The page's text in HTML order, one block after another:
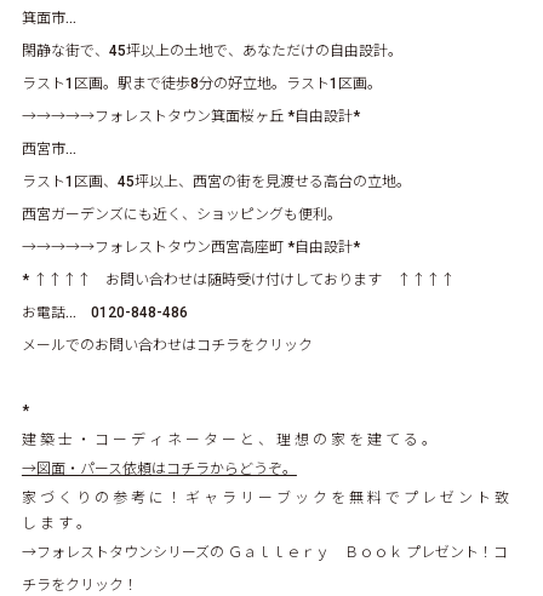
箕面市…
閑静な街で、45坪以上の土地で、あなただけの自由設計。
ラスト1区画。駅まで徒歩8分の好立地。ラスト1区画。
→→→→→フォレストタウン箕面桜ヶ丘*自由設計*
西宮市…
ラスト1区画、45坪以上、西宮の街を見渡せる高台の立地。
西宮ガーデンズにも近く、ショッピングも便利。
→→→→→フォレストタウン西宮高座町*自由設計*
* ↑↑↑↑ お問い合わせは随時受け付けしております ↑↑↑↑
お電話… 0120-848-486
メールでのお問い合わせはコチラをクリック
*
建 築 士 ・ コ ー デ ィ ネ ー タ ー と 、 理 想 の 家 を 建 て る 。
→図面・パース依頼はコチラからどうぞ。
家 づ く り の 参 考 に ！ ギ ャ ラ リ ー ブ ッ ク を 無 料 で プ レ ゼ ン ト 致
し ま す 。
→フォレストタウンシリーズの Ｇａｌｌｅｒｙ Ｂｏｏｋ プレゼント！コ
チラをクリック！